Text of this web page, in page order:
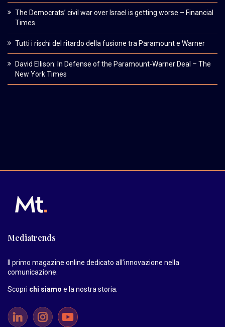
The Democrats’ civil war over Israel is getting worse – Financial
Times
Tutti i rischi del ritardo della fusione tra Paramount e Warner
David Ellison: In Defense of the Paramount-Warner Deal – The
New York Times
Mediatrends
Il primo magazine online dedicato all’innovazione nella
comunicazione.
Scopri chi siamo e la nostra storia.